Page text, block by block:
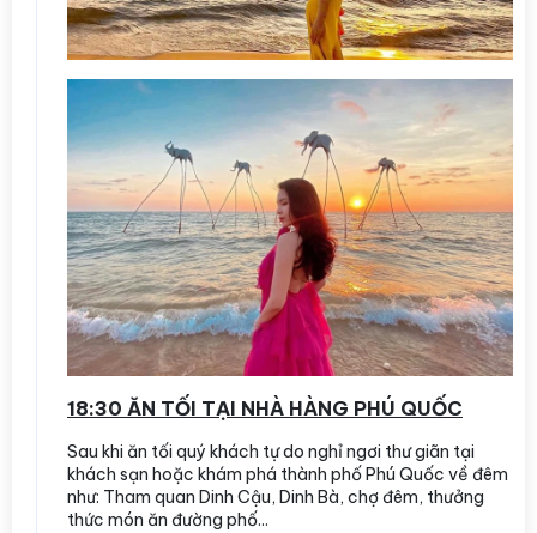
18:30 ĂN TỐI TẠI NHÀ HÀNG PHÚ QUỐC
Sau khi ăn tối quý khách tự do nghỉ ngơi thư giãn tại
khách sạn hoặc khám phá thành phố Phú Quốc về đêm
như: Tham quan Dinh Cậu, Dinh Bà, chợ đêm, thưởng
thức món ăn đường phố...